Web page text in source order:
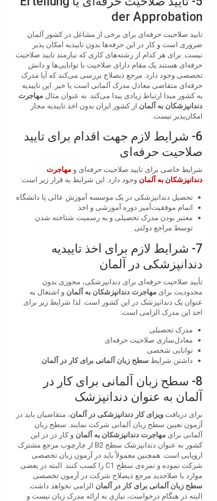
der Approbation
تایید صلاحیت حرفه‌ای برای برخی از مشاغل در کشور آلمان
ضروری است و کار در این حرفه‌ها بدون تاییدیه امکان پذیر
نیست. برای هر کدام از رشته‌های کاری که نیازمند تایید صلاحیت
حرفه‌ای هستند یک مقام دارای صلاحیت با توانایی‌ها و دانش
تحصصی وجود دارد. مرجع ذیصلاح بررسی می‌کند که آیا مدرک
حرفه‌ای متقاضی معادل مدرک آلمانی است یا خیر. این تاییدیه
به کشور مبدا ارتباط زیادی پیدا می‌کند. به عنوان مثال مهاجرت
دندانپزشکان به آلمان از کشور ایران بدون اخذ تاییدیه مجاز
امکان‌پذیر نیست.
6- شرایط لازم جهت اقدام برای تایید
صلاحیت حرفه‌ای
شرایط خاصی برای تایید صلاحیت حرفه‌ای و مهاجرت
دندانپزشکان به آلمان وجود دارد. این شرایط به قرار زیر است:
تحصیل دندانپزشکی در یک موسسه آموزش عالی یا دانشگاه
اتمام موفقیت‌آمیز دوره آموزشی و اخذ
معتبر بودن مدرک تحصیلی و به رسمیت شناخته شدن
توسط مراجع دولتی
7- شرایط لازم برای اخذ تاییدیه
دندانپزشکی در آلمان
تأیید صلاحیت حرفه‌ای برای دندانپزشکی، مجوزی بدون
محدودیت برای مهاجرت دندانپزشکان به آلمان و اشتغال به
عنوان یک دندانپزشک در این کشور است. لذا شرایط زیر برای
اخذ این مدرک الزامی است:
مدرک تحصیلی
معادل‌سازی صلاحیت حرفه‌ای
توانایی شخصی
داشتن شرایط سطح زبان آلمانی برای کار در آلمان
8- سطح زبان آلمانی برای کار در
آلمان به عنوان دندانپزشک
برای دریافت ویزای کار دندانپزشکی در آلمان، متقاضیان باید در
آزمون تعیین سطح زبان آلمانی شرکت نمایند. سطح زبان
آلمانی برای مهاجرت دندانپزشکان به آلمان و کار در در این
کشور به عنوان دندانپزشک سطح B2 از چارچوب مرجع مشترک
اروپایی است. همچنین معمولاً باید در آزمون زبان تخصصی
شرکت نموده و نمره‌ی سطح C1 را کسب کنند. البته در بعضی
موارد با صلاحدید مرجع ذیصلاح شرکت در آزمون تخصصی
سطح زبان آلمانی برای کار در آلمان الزامی نخواهد داشت.
البته در هنگام درخواست، نیازی به ارائه مدرک زبان نیست و